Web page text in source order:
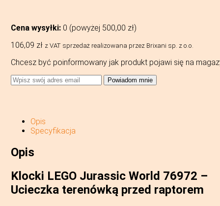
Cena wysyłki: 0 (powyżej 500,00 zł)
106,09 zł z VAT sprzedaż realizowana przez Brixani sp. z o.o.
Chcesz być poinformowany jak produkt pojawi się na
Powiadom mnie
Opis
Specyfikacja
Opis
Klocki LEGO Jurassic World 76972 –
Ucieczka terenówką przed raptorem